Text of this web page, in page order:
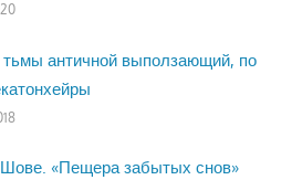
античной выползающий, по
«Пещера забытых снов»